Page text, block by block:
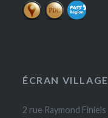
ÉCRAN VILLAGE
2 rue Raymond Finiels